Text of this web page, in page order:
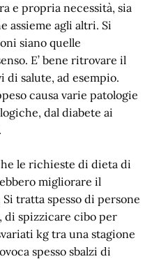
e propria necessità, sia
assieme agli altri. Si
siano quelle
E’ bene ritrovare il
salute, ad esempio.
causa varie patologie
dal diabete ai
le richieste di dieta di
migliorare il
tratta spesso di persone
di spizzicare cibo per
kg tra una stagione
spesso sbalzi di